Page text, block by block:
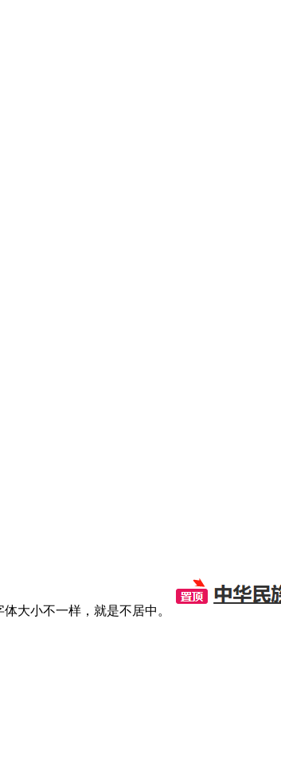
大小不一样，就是不居中。